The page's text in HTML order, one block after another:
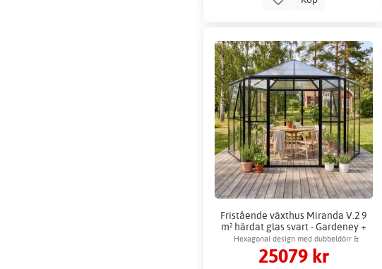
Fristående växthus Miranda V.2 9
m² härdat glas svart - Gardeney +
Växthustillbehör
Hexagonal design med dubbeldörr &
ventilation
25079 kr